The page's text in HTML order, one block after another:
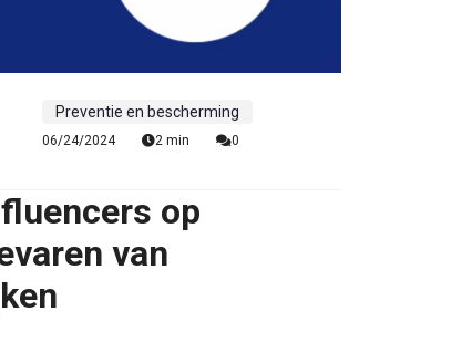
Preventie en bescherming
06/24/2024 2 min 0
op
van